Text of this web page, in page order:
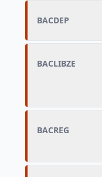
BACDEP
BACLIBZE
BACREG